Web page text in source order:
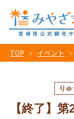
TOP イベント
り
【終了】